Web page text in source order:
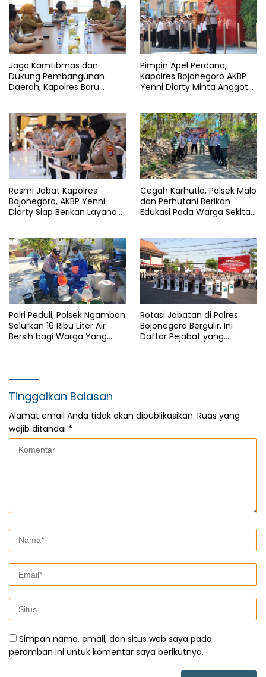
Jaga Kamtibmas dan
Dukung Pembangunan
Daerah, Kapolres Baru
Pimpin Apel Perdana,
Kapolres Bojonegoro AKBP
Yenni Diarty Minta Anggota
Resmi Jabat Kapolres
Bojonegoro, AKBP Yenni
Diarty Siap Berikan Layanan
Cegah Karhutla, Polsek Malo
dan Perhutani Berikan
Edukasi Pada Warga Sekitar
Polri Peduli, Polsek Ngambon
Salurkan 16 Ribu Liter Air
Bersih bagi Warga Yang
Rotasi Jabatan di Polres
Bojonegoro Bergulir, Ini
Daftar Pejabat yang
Tinggalkan Balasan
Alamat email Anda tidak akan dipublikasikan. Ruas yang
wajib ditandai *
Simpan nama, email, dan situs web saya pada
peramban ini untuk komentar saya berikutnya.